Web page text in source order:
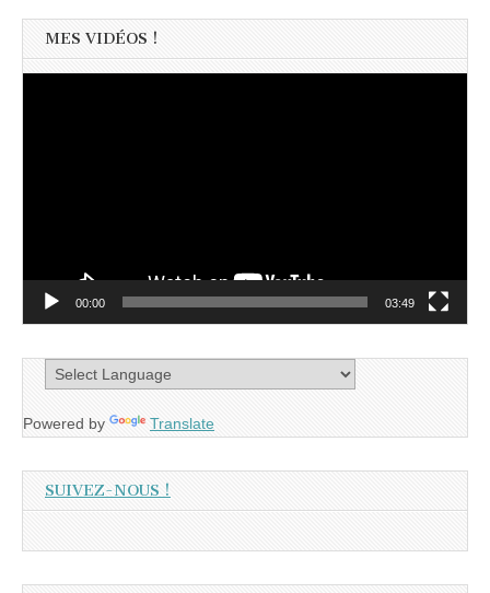
MES VIDÉOS !
00:00 03:49
Powered by Translate
SUIVEZ-NOUS !